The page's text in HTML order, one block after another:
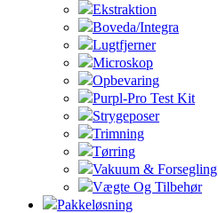
Ekstraktion
Boveda/Integra
Lugtfjerner
Microskop
Opbevaring
Purpl-Pro Test Kit
Strygeposer
Trimning
Tørring
Vakuum & Forsegling
Vægte Og Tilbehør
Pakkeløsning